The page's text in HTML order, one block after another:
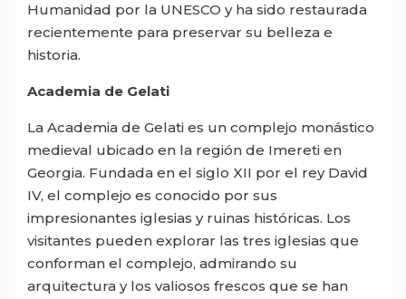
Humanidad por la UNESCO y ha sido restaurada
recientemente para preservar su belleza e
historia. ⠀⠀⠀⠀⠀⠀
Academia de Gelati
La Academia de Gelati es un complejo monástico
medieval ubicado en la región de Imereti en
Georgia. Fundada en el siglo XII por el rey David
IV, el complejo es conocido por sus
impresionantes iglesias y ruinas históricas. Los
visitantes pueden explorar las tres iglesias que
conforman el complejo, admirando su
arquitectura y los valiosos frescos que se han